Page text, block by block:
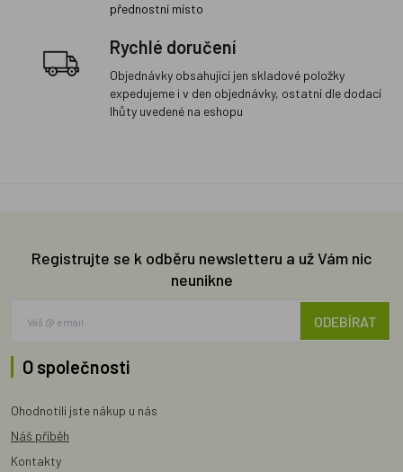
přednostní místo
Rychlé doručení
Objednávky obsahující jen skladové položky
expedujeme i v den objednávky, ostatní dle dodací
lhůty uvedené na eshopu
Registrujte se k odběru newsletteru a už Vám nic
neunikne
ODEBÍRAT
O společnosti
Ohodnotili jste nákup u nás
Náš příběh
Kontakty